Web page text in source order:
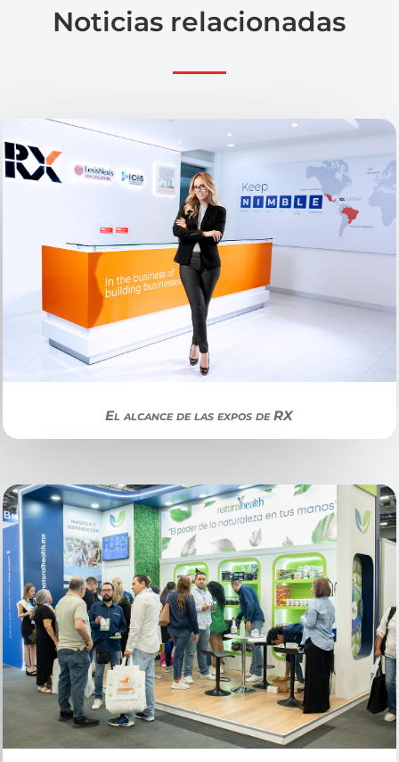
Noticias relacionadas
El alcance de las expos de RX